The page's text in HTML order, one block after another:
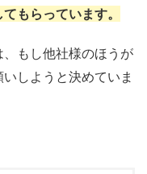
もらっています。
もし他社様のほうが
しようと決めていま